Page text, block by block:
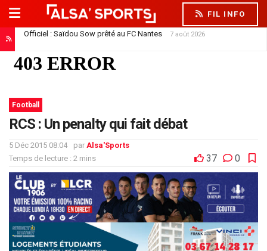
FIL INFO
Officiel : Saïdou Sow prêté au FC Nantes 7 août 2026
Football
RCS : Un penalty qui fait débat
5 Déc 2015 08:04 par Alsa'Sports
Temps de lecture : 2 mins
37 0